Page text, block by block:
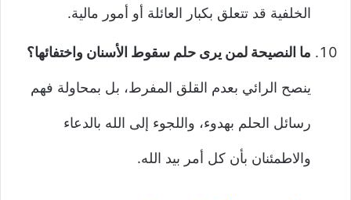
الخلفية قد تتعلق بكبار العائلة أو أمور مالية.
ما النصيحة لمن يرى حلم سقوط الأسنان واختفائها؟
ينصح الرائي بعدم القلق المفرط، بل بمحاولة فهم
رسائل الحلم بهدوء، واللجوء إلى الله بالدعاء
والاطمئنان بأن كل أمر بيد الله.